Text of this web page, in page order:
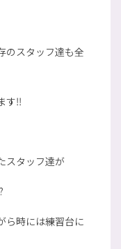
のスタッフ達も全
す‼
スタッフ達が
ら時には練習台に